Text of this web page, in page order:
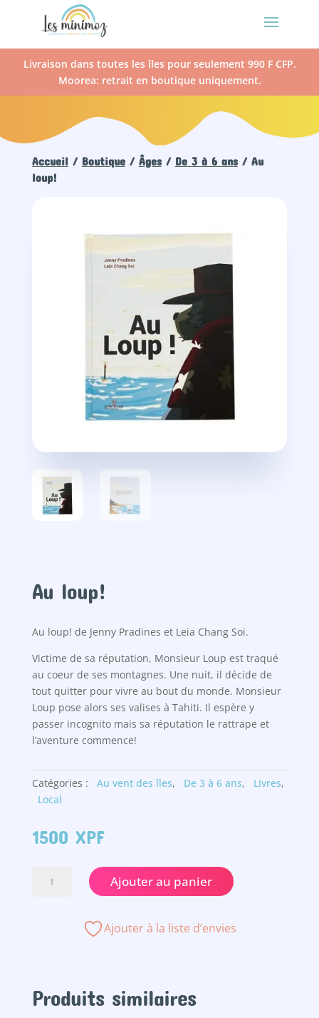
Livraison dans toutes les îles pour seulement 990 F CFP.
Moorea: retrait en boutique uniquement.
Accueil / Boutique/ Âges/ De 3 à 6 ans/ Au
loup!
Au loup!
Au loup! de Jenny Pradines et Leia Chang Soi.
Victime de sa réputation, Monsieur Loup est traqué
au coeur de ses montagnes. Une nuit, il décide de
tout quitter pour vivre au bout du monde. Monsieur
Loup pose alors ses valises à Tahiti. Il espère y
passer incognito mais sa réputation le rattrape et
l’aventure commence!
Catégories : Au vent des îles, De 3 à 6 ans, Livres,
Local
1500 XPF
Ajouter au panier
Ajouter à la liste d’envies
Produits similaires